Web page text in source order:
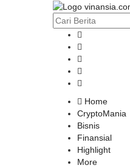
Home
CryptoMania
Bisnis
Finansial
Highlight
More